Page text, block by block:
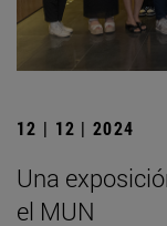
12 | 12 | 2024
Una
el MUN